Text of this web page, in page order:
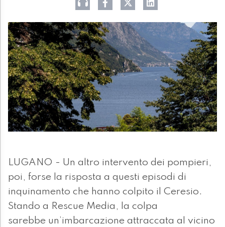
LUGANO - Un altro intervento dei pompieri,
poi, forse la risposta a questi episodi di
inquinamento che hanno colpito il Ceresio.
Stando a Rescue Media, la colpa
sarebbe un’imbarcazione attraccata al vicino